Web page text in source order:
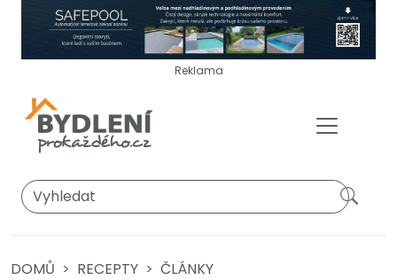
Reklama
DOMŮ RECEPTY ČLÁNKY